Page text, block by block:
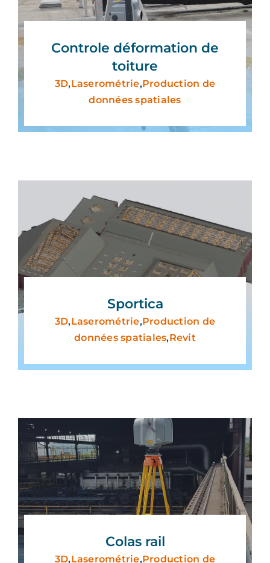
Controle déformation de
toiture
3D,Laserométrie,Production de
données spatiales
Sportica
3D,Laserométrie,Production de
données spatiales,Revit
Colas rail
3D,Laserométrie,Production de